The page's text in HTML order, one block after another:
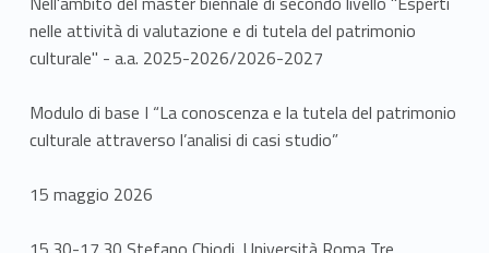
nelle attività di valutazione e di tutela del patrimonio
culturale" - a.a. 2025-2026/2026-2027
Modulo di base I “La conoscenza e la tutela del patrimonio
culturale attraverso l’analisi di casi studio”
15 maggio 2026